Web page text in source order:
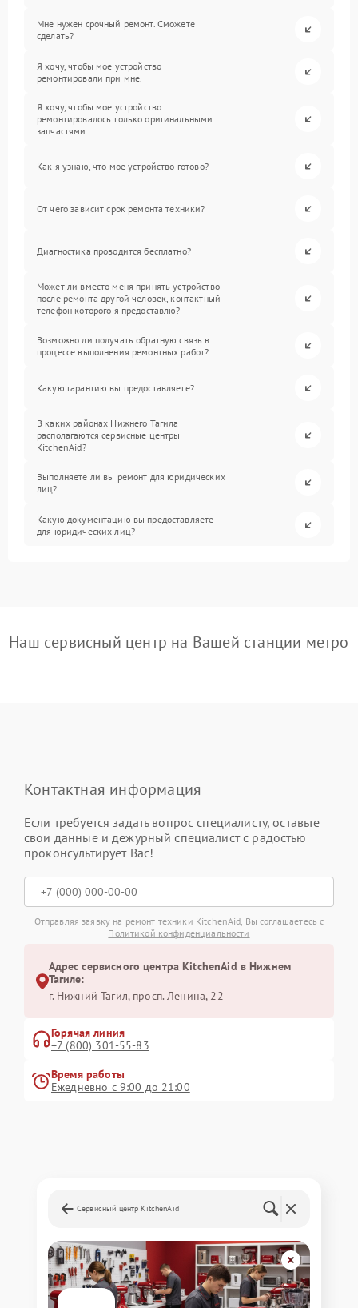
Мне нужен срочный ремонт. Сможете
сделать?
Я хочу, чтобы мое устройство
ремонтировали при мне.
Я хочу, чтобы мое устройство
ремонтировалось только оригинальными
запчастями.
Как я узнаю, что мое устройство готово?
От чего зависит срок ремонта техники?
Диагностика проводится бесплатно?
Может ли вместо меня принять устройство
после ремонта другой человек, контактный
телефон которого я предоставлю?
Возможно ли получать обратную связь в
процессе выполнения ремонтных работ?
Какую гарантию вы предоставляете?
В каких районах Нижнего Тагила
располагаются сервисные центры
KitchenAid?
Выполняете ли вы ремонт для юридических
лиц?
Какую документацию вы предоставляете
для юридических лиц?
Наш сервисный центр на Вашей станции метро
Контактная информация
Если требуется задать вопрос специалисту, оставьте
свои данные и дежурный специалист с радостью
проконсультирует Вас!
Отправляя заявку на ремонт техники KitchenAid, Вы соглашаетесь с
Политикой конфиденциальности
Адрес сервисного центра KitchenAid в Нижнем
Тагиле:
г. Нижний Тагил, просп. Ленина, 22
Горячая линия
+7 (800) 301-55-83
Время работы
Ежедневно с 9:00 до 21:00
Сервисный центр KitchenAid